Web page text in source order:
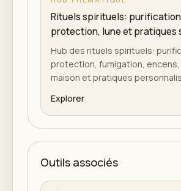
Rituels spirituels:
protection, lune et pratiques
Hub des rituels spirituels:
protection, fumigation, encens,
maison et pratiques
Explorer
Outils associés